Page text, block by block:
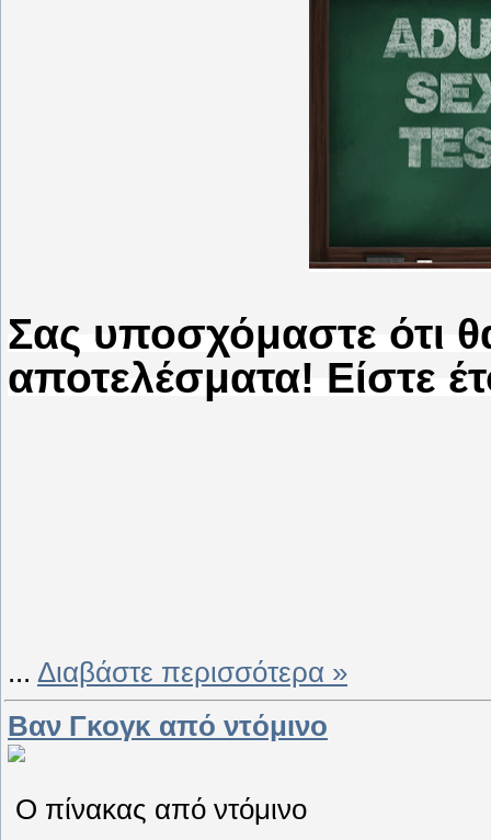
Σας υποσχόμαστε ότι
αποτελέσματα! Είστε
... Διαβάστε περισσότερα »
Βαν Γκογκ από ντόμινο
Ο πίνακας από ντόμινο